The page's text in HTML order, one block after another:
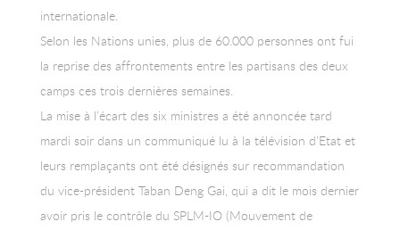
internationale.
Selon les Nations unies, plus de 60.000 personnes ont fui
la reprise des affrontements entre les partisans des deux
camps ces trois dernières semaines.
La mise à l’écart des six ministres a été annoncée tard
mardi soir dans un communiqué lu à la télévision d’Etat et
leurs remplaçants ont été désignés sur recommandation
du vice-président Taban Deng Gai, qui a dit le mois dernier
avoir pris le contrôle du SPLM-IO (Mouvement de